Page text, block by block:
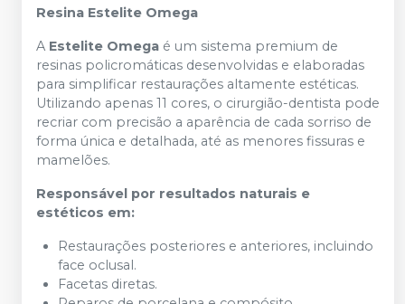
Resina Estelite Omega
A Estelite Omega é um sistema premium de
resinas policromáticas desenvolvidas e elaboradas
para simplificar restaurações altamente estéticas.
Utilizando apenas 11 cores, o cirurgião-dentista pode
recriar com precisão a aparência de cada sorriso de
forma única e detalhada, até as menores fissuras e
mamelões.
Responsável por resultados naturais e
estéticos em:
Restaurações posteriores e anteriores, incluindo
face oclusal.
Facetas diretas.